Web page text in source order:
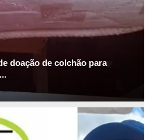
doação de colchão para